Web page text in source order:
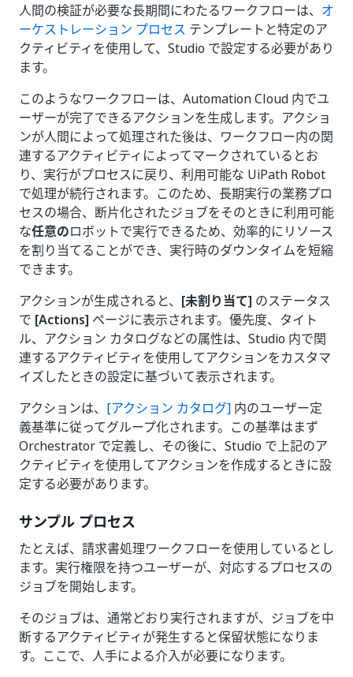
人間の検証が必要な長期間にわたるワークフローは、 オ
ーケストレーション プロセス テンプレートと特定のア
クティビティを使用して、Studio で設定する必要があり
ます。
このようなワークフローは、Automation Cloud 内でユ
ーザーが完了できるアクションを生成します。アクショ
ンが人間によって処理された後は、ワークフロー内の関
連するアクティビティによってマークされているとお
り、実行がプロセスに戻り、利用可能な UiPath Robot
で処理が続行されます。このため、長期実行の業務プロ
セスの場合、断片化されたジョブをそのときに利用可能
な任意のロボットで実行できるため、効率的にリソース
を割り当てることができ、実行時のダウンタイムを短縮
できます。
アクションが生成されると、 [未割り当て] のステータス
で [Actions] ページに表示されます。優先度、タイト
ル、アクション カタログなどの属性は、Studio 内で関
連するアクティビティを使用してアクションをカスタマ
イズしたときの設定に基づいて表示されます。
アクションは、 [アクション カタログ] 内のユーザー定
義基準に従ってグループ化されます。この基準はまず
Orchestrator で定義し、その後に、Studio で上記のア
クティビティを使用してアクションを作成するときに設
定する必要があります。
サンプル プロセス
たとえば、請求書処理ワークフローを使用しているとし
ます。実行権限を持つユーザーが、対応するプロセスの
ジョブを開始します。
そのジョブは、通常どおり実行されますが、ジョブを中
断するアクティビティが発生すると保留状態になりま
す。ここで、人手による介入が必要になります。